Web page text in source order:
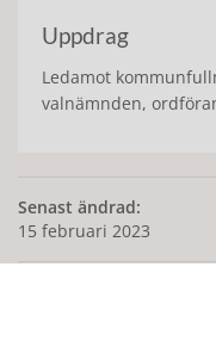
Uppdrag
Ledamot
valnämnden,
Senast ändrad:
15 februari 2023